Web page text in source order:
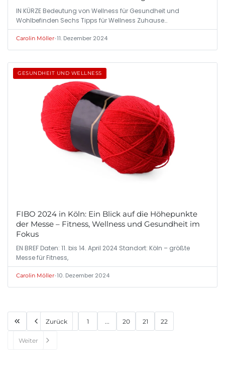
IN KÜRZE Bedeutung von Wellness für Gesundheit und
Wohlbefinden Sechs Tipps für Wellness Zuhause…
Carolin Möller•11. Dezember 2024
GESUNDHEIT UND WELLNESS
FIBO 2024 in Köln: Ein Blick auf die Höhepunkte
der Messe – Fitness, Wellness und Gesundheit im
Fokus
EN BREF Daten: 11. bis 14. April 2024 Standort: Köln – größte
Messe für Fitness,
Carolin Möller•10. Dezember 2024
Zurück 1 ... 20 21 22
Weiter